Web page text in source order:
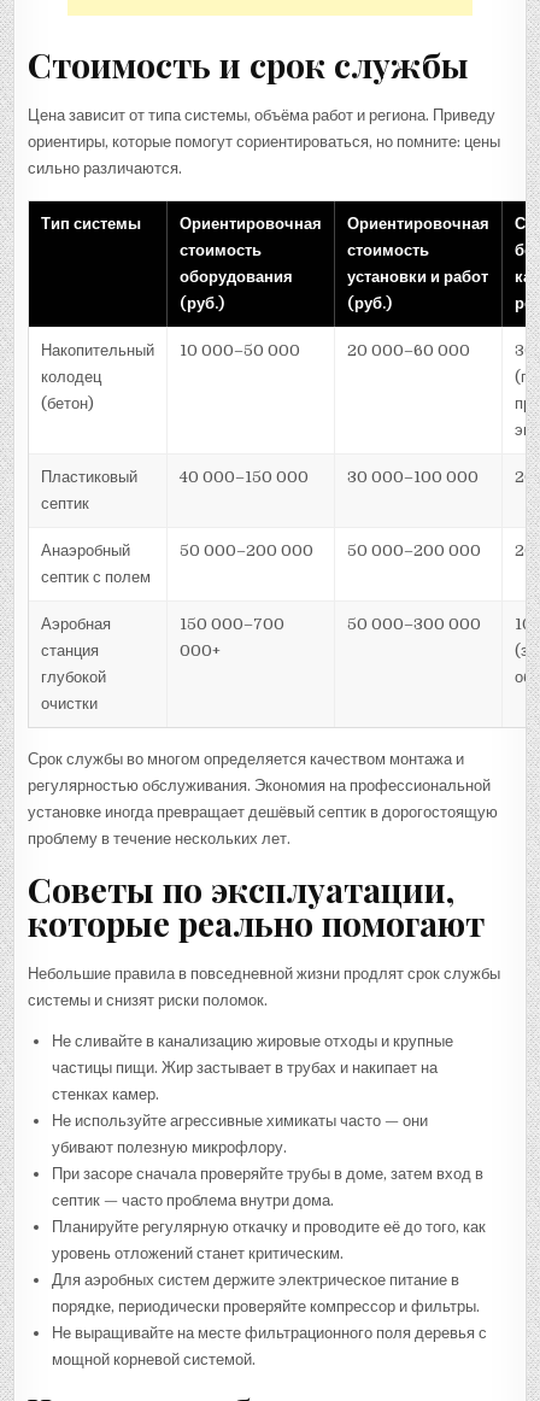
Стоимость и срок службы
Цена зависит от типа системы, объёма работ и региона. Приведу
ориентиры, которые помогут сориентироваться, но помните: цены
сильно различаются.
Тип системы
Ориентировочная
стоимость
оборудования
(руб.)
Ориентировочная
стоимость
установки и работ
(руб.)
без
Накопительный
колодец
(бетон)
10 000–50 000 20 000–60 000
Пластиковый
септик
40 000–150 000 30 000–100 000
Анаэробный
септик с полем
50 000–200 000 50 000–200 000
Аэробная
станция
глубокой
очистки
150 000–700
000+
50 000–300 000
Срок службы во многом определяется качеством монтажа и
регулярностью обслуживания. Экономия на профессиональной
установке иногда превращает дешёвый септик в дорогостоящую
проблему в течение нескольких лет.
Советы по эксплуатации,
которые реально помогают
Небольшие правила в повседневной жизни продлят срок службы
системы и снизят риски поломок.
Не сливайте в канализацию жировые отходы и крупные
частицы пищи. Жир застывает в трубах и накипает на
стенках камер.
Не используйте агрессивные химикаты часто — они
убивают полезную микрофлору.
При засоре сначала проверяйте трубы в доме, затем вход в
септик — часто проблема внутри дома.
Планируйте регулярную откачку и проводите её до того, как
уровень отложений станет критическим.
Для аэробных систем держите электрическое питание в
порядке, периодически проверяйте компрессор и фильтры.
Не выращивайте на месте фильтрационного поля деревья с
мощной корневой системой.